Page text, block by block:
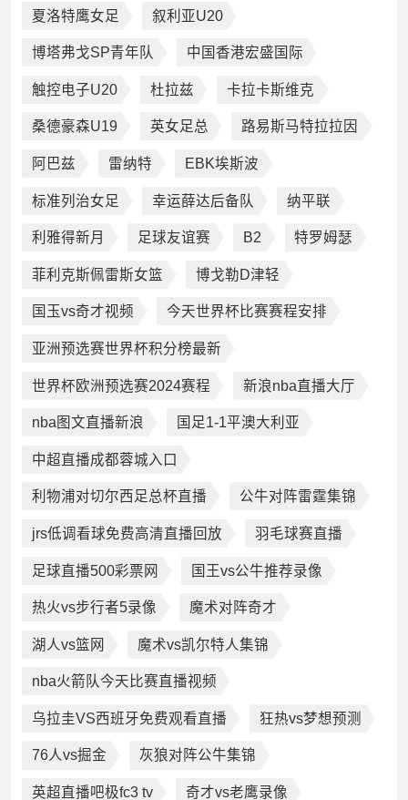
夏洛特鹰女足 叙利亚U20
博塔弗戈SP青年队 中国香港宏盛国际
触控电子U20 杜拉兹 卡拉卡斯维克
桑德豪森U19 英女足总 路易斯马特拉拉因
阿巴兹 雷纳特 EBK埃斯波
标准列治女足 幸运薛达后备队 纳平联
利雅得新月 足球友谊赛 B2 特罗姆瑟
菲利克斯佩雷斯女篮 博戈勒D津轻
国玉vs奇才视频 今天世界杯比赛赛程安排
亚洲预选赛世界杯积分榜最新
世界杯欧洲预选赛2024赛程 新浪nba直播大厅
nba图文直播新浪 国足1-1平澳大利亚
中超直播成都蓉城入口
利物浦对切尔西足总杯直播 公牛对阵雷霆集锦
jrs低调看球免费高清直播回放 羽毛球赛直播
足球直播500彩票网 国王vs公牛推荐录像
热火vs步行者5录像 魔术对阵奇才
湖人vs篮网 魔术vs凯尔特人集锦
nba火箭队今天比赛直播视频
乌拉圭VS西班牙免费观看直播 狂热vs梦想预测
76人vs掘金 灰狼对阵公牛集锦
英超直播吧极fc3 tv 奇才vs老鹰录像